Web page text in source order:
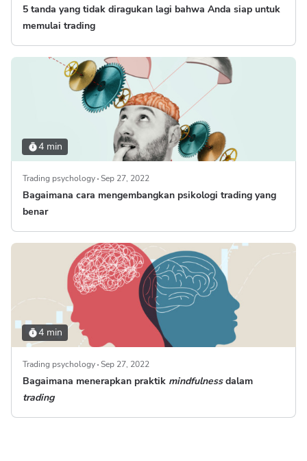
5 tanda yang tidak diragukan lagi bahwa Anda siap untuk
memulai trading
4 min
Trading psychology Sep 27, 2022
Bagaimana cara mengembangkan psikologi trading yang
benar
4 min
Trading psychology Sep 27, 2022
Bagaimana menerapkan praktik mindfulnessdalam
trading